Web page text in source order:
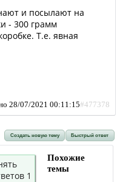
и посылают на
- 300 грамм
Т.е. явная
28/07/2021 00:11:15#477378
Создать новую тему Быстрый ответ
1
Похожие
темы